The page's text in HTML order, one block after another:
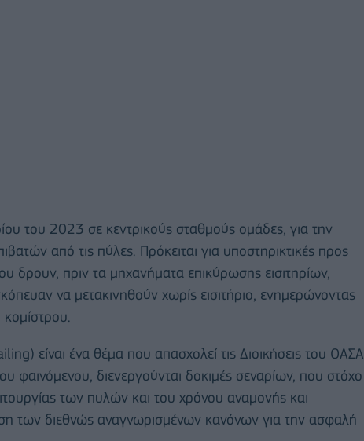
του 2023 σε κεντρικούς σταθμούς ομάδες, για την
από τις πύλες. Πρόκειται για υποστηρικτικές προς
δρουν, πριν τα μηχανήματα επικύρωσης εισιτηρίων,
να μετακινηθούν χωρίς εισιτήριο, ενημερώνοντας
είναι ένα θέμα που απασχολεί τις Διοικήσεις του ΟΑΣΑ
φαινόμενου, διενεργούνται δοκιμές σεναρίων, που στόχο
των πυλών και του χρόνου αναμονής και
των διεθνώς αναγνωρισμένων κανόνων για την ασφαλή